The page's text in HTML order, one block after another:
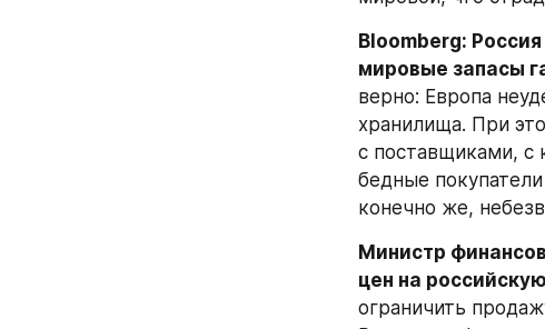
Bloomberg:
мировые запасы
верно: Европа
хранилища. При
с поставщиками, с
бедные
конечно же,
Министр
цен на
ограничить